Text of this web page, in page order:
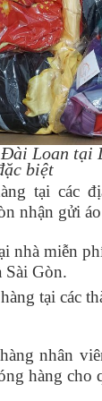
Loan tại
biệt
tại các
nhận gửi
nhà miễn
Gòn.
tại các
nhân
hàng cho